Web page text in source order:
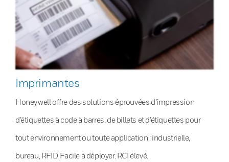
Imprimantes
Honeywell offre des solutions éprouvées d’impression
d’étiquettes à code à barres, de billets et d’étiquettes pour
tout environnement ou toute application : industrielle,
bureau, RFID. Facile à déployer. RCI élevé.